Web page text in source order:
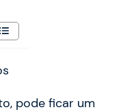
pode ficar um